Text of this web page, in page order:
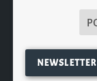
NEWSLETTER